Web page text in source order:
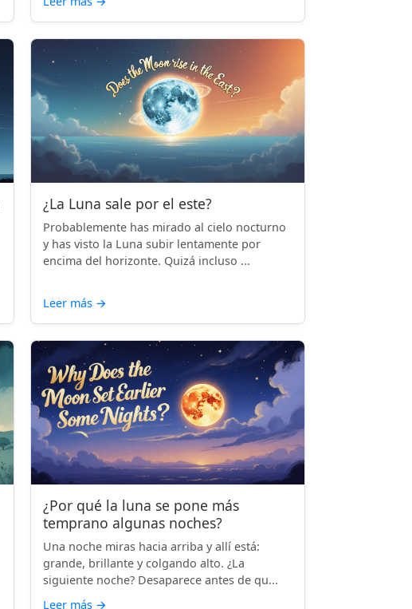
¿La Luna sale por el este?
Probablemente has mirado al cielo nocturno
y has visto la Luna subir lentamente por
encima del horizonte. Quizá incluso ...
Leer más →
¿Por qué la luna se pone más
temprano algunas noches?
Una noche miras hacia arriba y allí está:
grande, brillante y colgando alto. ¿La
siguiente noche? Desaparece antes de qu...
Leer más →